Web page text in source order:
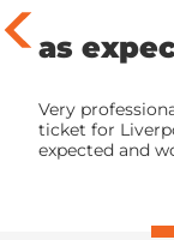
as
Very
ticket for
expected and